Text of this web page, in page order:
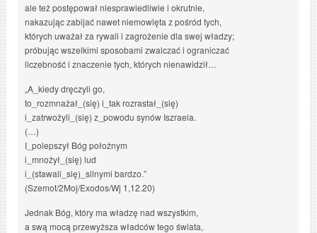
ale też postępował niesprawiedliwie i okrutnie,
nakazując zabijać nawet niemowlęta z pośród tych,
których uważał za rywali i zagrożenie dla swej władzy;
próbując wszelkimi sposobami zwalczać i ograniczać
liczebność i znaczenie tych, których nienawidził…
„A_kiedy dręczyli go,
to_rozmnażał_(się) i_tak rozrastał_(się)
i_zatrwożyli_(się) z_powodu synów Iszraela.
(…)
I_polepszył Bóg położnym
i_mnożył_(się) lud
i_(stawali_się)_silnymi bardzo.”
(Szemot/2Moj/Exodos/Wj 1,12.20)
Jednak Bóg, który ma władzę nad wszystkim,
a swą mocą przewyższa władców tego świata,